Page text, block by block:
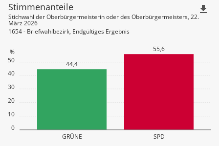
0
10
20
30
40
50
%
GRÜNE SPD
44,4
55,6
Stimmenanteile
Stichwahl der Oberbürgermeisterin oder des Oberbürgermeisters, 22.
März 2026
1654 - Briefwahlbezirk, Endgültiges Ergebnis
file_download